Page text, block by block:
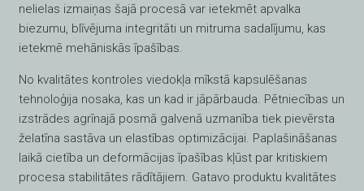
nelielas izmaiņas šajā procesā var ietekmēt apvalka
biezumu, blīvējuma integritāti un mitruma sadalījumu, kas
ietekmē mehāniskās īpašības.
No kvalitātes kontroles viedokļa mīkstā kapsulēšanas
tehnoloģija nosaka, kas un kad ir jāpārbauda. Pētniecības un
izstrādes agrīnajā posmā galvenā uzmanība tiek pievērsta
želatīna sastāva un elastības optimizācijai. Paplašināšanas
laikā cietība un deformācijas īpašības kļūst par kritiskiem
procesa stabilitātes rādītājiem. Gatavo produktu kvalitātes